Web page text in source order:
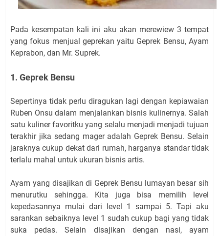
Pada kesempatan kali ini aku akan merewiew 3 tempat
yang fokus menjual geprekan yaitu Geprek Bensu, Ayam
Keprabon, dan Mr. Suprek.
1. Geprek Bensu
Sepertinya tidak perlu diragukan lagi dengan kepiawaian
Ruben Onsu dalam menjalankan bisnis kulinernya. Salah
satu kuliner favoritku yang selalu menjadi menjadi tujuan
terakhir jika sedang mager adalah Geprek Bensu. Selain
jaraknya cukup dekat dari rumah, harganya standar tidak
terlalu mahal untuk ukuran bisnis artis.
Ayam yang disajikan di Geprek Bensu lumayan besar sih
menurutku sehingga. Kita juga bisa memilih level
kepedasannya mulai dari level 1 sampai 5. Tapi aku
sarankan sebaiknya level 1 sudah cukup bagi yang tidak
suka pedas. Selain disajikan dengan nasi, ayam